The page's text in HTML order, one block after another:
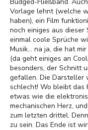
Vorlage lehnt (welche
haben), ein Film
noch einiges aus dieser
einmal coole Sprüche
Musik... na ja, die hat
(da geht einiges an
besonders, der Schnitt
gefallen. Die Darsteller
schlecht! Wo bleibt das
etwas wie die
mechanischen Herz,
zum letzten drittel.
zu sein. Das Ende ist